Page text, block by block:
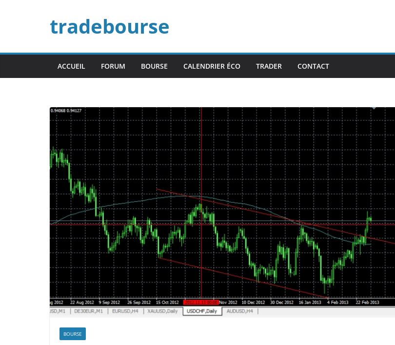
tradebourse
ACCUEIL FORUM BOURSE CALENDRIER ÉCO TRADER CONTACT
BOURSE